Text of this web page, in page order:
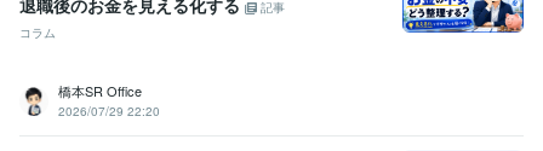
退職後のお金を見える化する
記事
コラム
橋本SR Office
2026/07/29 22:20